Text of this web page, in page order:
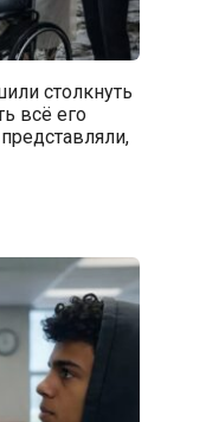
столкнуть
всё его